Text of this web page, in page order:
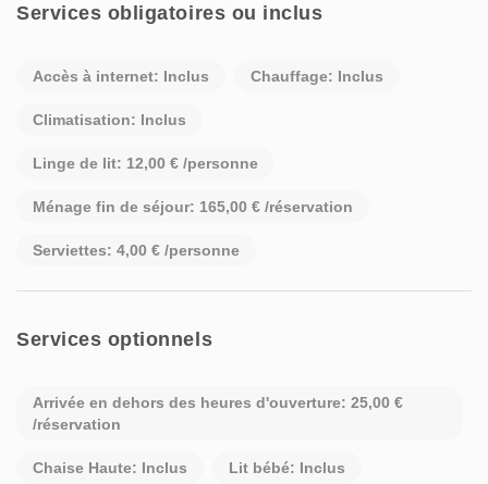
Services obligatoires ou inclus
Accès à internet: Inclus Chauffage: Inclus
Climatisation: Inclus
Linge de lit: 12,00 € /personne
Ménage fin de séjour: 165,00 € /réservation
Serviettes: 4,00 € /personne
Services optionnels
Arrivée en dehors des heures d'ouverture: 25,00 €
/réservation
Chaise Haute: Inclus Lit bébé: Inclus